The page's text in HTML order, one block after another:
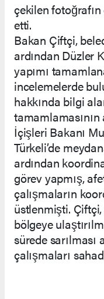
çekilen
etti.
Bakan Çiftçi,
ardından Düzler
yapımı
incelemelerde
hakkında bilgi
tamamlamasının
İçişleri Bakanı
Türkeli’de
ardından
görev yapmış,
çalışmaların
üstlenmişti.
bölgeye
sürede sarılması
çalışmaları